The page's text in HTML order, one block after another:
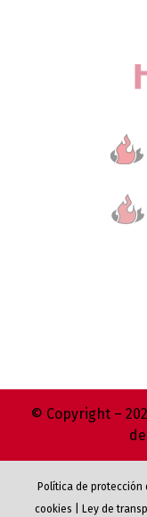
© Copyright –
Política de protección
cookies
Ley de